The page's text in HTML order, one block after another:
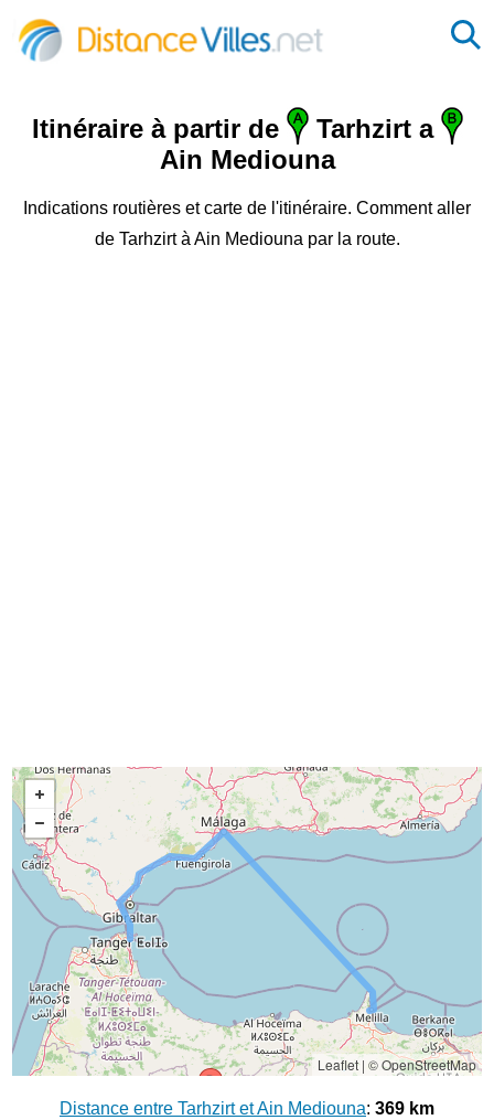
Itinéraire à partir de
Tarhzirt a
Ain Mediouna
Indications routières et carte de l'itinéraire. Comment aller
de Tarhzirt à Ain Mediouna par la route.
Leaflet| © OpenStreetMap
Distance entre Tarhzirt et Ain Mediouna: 369 km